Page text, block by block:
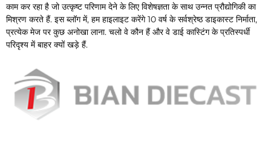
काम कर रहा है जो उत्कृष्ट परिणाम देने के लिए विशेषज्ञता के साथ उन्नत प्रौद्योगिकी का
मिश्रण करते हैं. इस ब्लॉग में, हम हाइलाइट करेंगे 10 वर्ष के सर्वश्रेष्ठ डाइकास्ट निर्माता,
प्रत्येक मेज पर कुछ अनोखा लाना. चलो वे कौन हैं और वे डाई कास्टिंग के प्रतिस्पर्धी
परिदृश्य में बाहर क्यों खड़े हैं.